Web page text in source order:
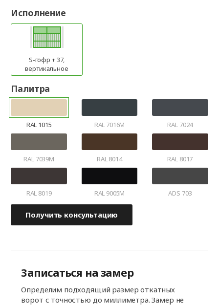
Исполнение
S-гофр + 37,
вертикальное
Палитра
RAL 1015 RAL 7016M RAL 7024
RAL 7039M RAL 8014 RAL 8017
RAL 8019 RAL 9005M ADS 703
Получить консультацию
Записаться на замер
Определим подходящий размер откатных
ворот с точностью до миллиметра. Замер не